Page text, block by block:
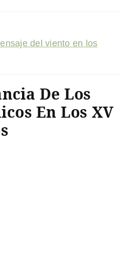
del viento en los
De Los
En Los XV